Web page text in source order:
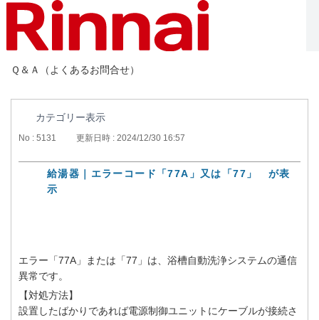
Ｑ＆Ａ（よくあるお問合せ）
カテゴリー表示
No : 5131 更新日時 : 2024/12/30 16:57
給湯器｜エラーコード「77A」又は「77」 が表
示
エラー「77A」または「77」は、浴槽自動洗浄システムの通信
異常です。
【対処方法】
設置したばかりであれば電源制御ユニットにケーブルが接続さ